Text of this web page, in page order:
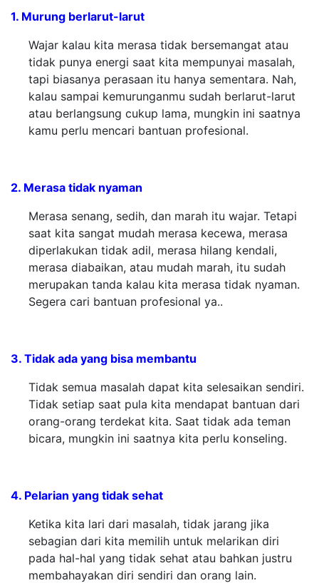
1. Murung berlarut-larut
Wajar kalau kita merasa tidak bersemangat atau
tidak punya energi saat kita mempunyai masalah,
tapi biasanya perasaan itu hanya sementara. Nah,
kalau sampai kemurunganmu sudah berlarut-larut
atau berlangsung cukup lama, mungkin ini saatnya
kamu perlu mencari bantuan profesional.
2. Merasa tidak nyaman
Merasa senang, sedih, dan marah itu wajar. Tetapi
saat kita sangat mudah merasa kecewa, merasa
diperlakukan tidak adil, merasa hilang kendali,
merasa diabaikan, atau mudah marah, itu sudah
merupakan tanda kalau kita merasa tidak nyaman.
Segera cari bantuan profesional ya..
3. Tidak ada yang bisa membantu
Tidak semua masalah dapat kita selesaikan sendiri.
Tidak setiap saat pula kita mendapat bantuan dari
orang-orang terdekat kita. Saat tidak ada teman
bicara, mungkin ini saatnya kita perlu konseling.
4. Pelarian yang tidak sehat
Ketika kita lari dari masalah, tidak jarang jika
sebagian dari kita memilih untuk melarikan diri
pada hal-hal yang tidak sehat atau bahkan justru
membahayakan diri sendiri dan orang lain.